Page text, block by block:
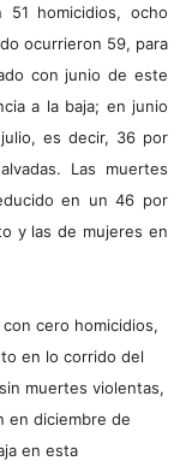
51 homicidios, ocho
ocurrieron 59, para
con junio de este
a la baja; en junio
es decir, 36 por
Las muertes
en un 46 por
y las de mujeres en
cero homicidios,
en lo corrido del
muertes violentas,
en diciembre de
en esta